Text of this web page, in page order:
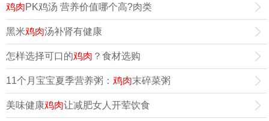
鸡肉PK鸡汤 营养价值哪个高?肉类
黑米鸡肉汤补肾有健康
怎样选择可口的鸡肉 ？食材选购
11个月宝宝夏季营养粥： 鸡肉末碎菜粥
美味健康鸡肉让减肥女人开荤饮食